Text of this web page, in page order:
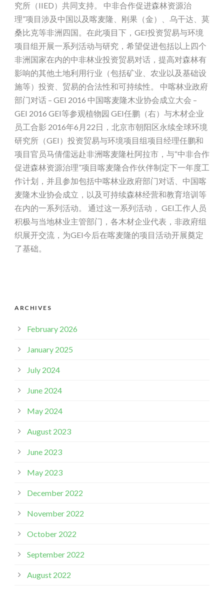
究所（IIED）共同支持。 中非合作促进森林资源治
理”项目涉及中国以及喀麦隆、刚果（金）、乌干达、莫
桑比克等非洲四国。在此项目下，GEI投资贸易与环境
项目组开展一系列活动与研究，希望促进包括以上四个
非洲国家在内的中非林业投资贸易对话，提高对森林有
影响的其他土地利用行业（包括矿业、农业以及基础设
施等）投资、贸易的合法性和可持续性。 中喀林业政府
部门对话 – GEI 2016 中国喀麦隆木业协会成立大会 –
GEI 2016 GEI等参观植物园 GEI任鹏（右）与木材企业
员工合影 2016年6月22日，北京市朝阳区永续全球环境
研究所（GEI）投资贸易与环境项目组项目经理任鹏和
项目官员马倩儒远赴非洲喀麦隆杜阿拉市，与“中非合作
促进森林资源治理”项目喀麦隆合作伙伴制定下一年度工
作计划，并且参加包括中喀林业政府部门对话、中国喀
麦隆木业协会成立，以及可持续森林经营和教育培训等
在内的一系列活动。 通过这一系列活动， GEI工作人员
积极与当地林业主管部门，各木材企业代表，非政府组
织展开交流，为GEI今后在喀麦隆的项目活动开展奠定
了基础。
ARCHIVES
February 2026
January 2025
July 2024
June 2024
May 2024
August 2023
June 2023
May 2023
December 2022
November 2022
October 2022
September 2022
August 2022